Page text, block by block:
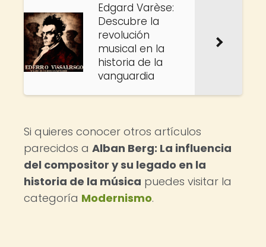
Edgard Varèse:
Descubre la
revolución
musical en la
historia de la
vanguardia
Si quieres conocer otros artículos
parecidos a Alban Berg: La influencia
del compositor y su legado en la
historia de la música puedes visitar la
categoría Modernismo.